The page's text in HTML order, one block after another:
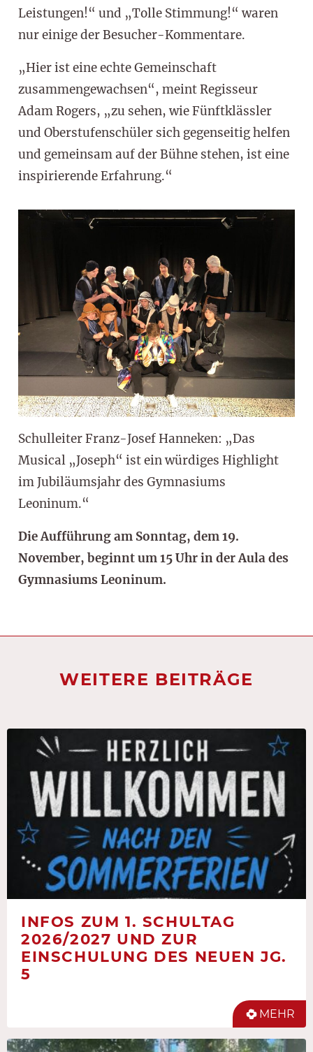
Leistungen!“ und „Tolle Stimmung!“ waren
nur einige der Besucher-Kommentare.
„Hier ist eine echte Gemeinschaft
zusammengewachsen“, meint Regisseur
Adam Rogers, „zu sehen, wie Fünftklässler
und Oberstufenschüler sich gegenseitig helfen
und gemeinsam auf der Bühne stehen, ist eine
inspirierende Erfahrung.“
Schulleiter Franz-Josef Hanneken: „Das
Musical „Joseph“ ist ein würdiges Highlight
im Jubiläumsjahr des Gymnasiums
Leoninum.“
Die Aufführung am Sonntag, dem 19.
November, beginnt um 15 Uhr in der Aula des
Gymnasiums Leoninum.
WEITERE BEITRÄGE
INFOS ZUM 1. SCHULTAG
2026/2027 UND ZUR
EINSCHULUNG DES NEUEN JG.
5
MEHR